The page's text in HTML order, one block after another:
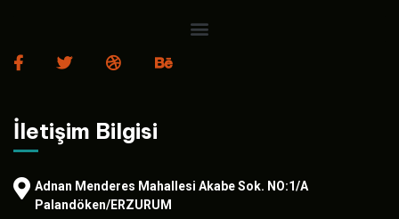
İletişim Bilgisi
Adnan Menderes Mahallesi Akabe Sok. NO:1/A
Palandöken/ERZURUM